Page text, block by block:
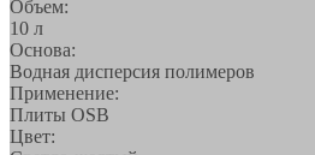
Объем:
10 л
Основа:
Водная дисперсия полимеров
Применение:
Плиты OSB
Цвет: